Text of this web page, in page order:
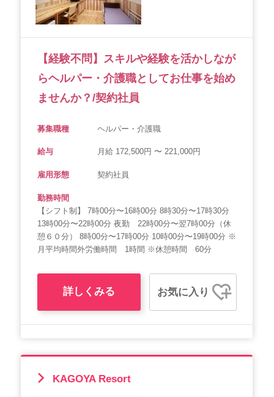
【経験不問】スキルや経験を活かしなが
らヘルパー・介護職としてお仕事を始め
ませんか？/契約社員
募集職種 ヘルパー・介護職
給与 月給 172,500円 〜 221,000円
雇用形態 契約社員
勤務時間
【シフト制】 7時00分〜16時00分 8時30分〜17時30分
13時00分〜22時00分 夜勤 22時00分〜翌7時00分（休
憩６０分） 8時00分〜17時00分 10時00分〜19時00分 ※
月平均時間外労働時間 1時間 ※休憩時間 60分
詳しくみる お気に入り
KAGOYA Resort